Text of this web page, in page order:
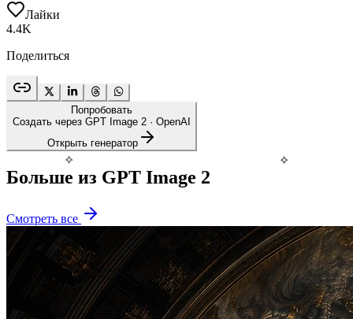
✧ ✧
Лайки
4.4K
Поделиться
Попробовать
Создать через GPT Image 2 · OpenAI
Открыть генератор
Больше из GPT Image 2
Смотреть все